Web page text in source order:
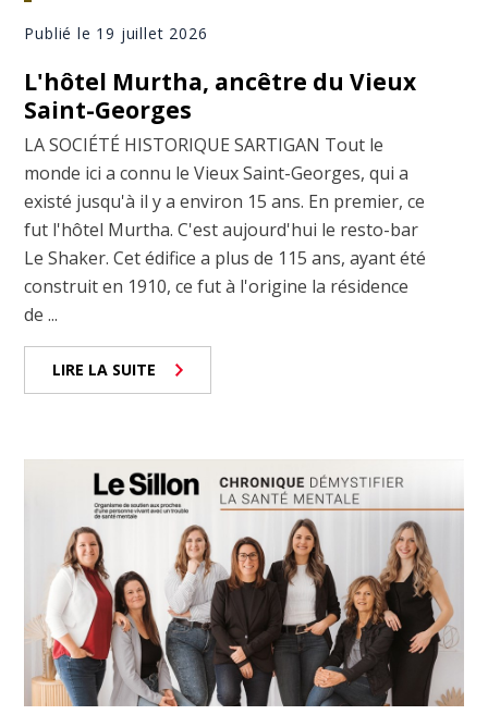
Publié le 19 juillet 2026
L'hôtel Murtha, ancêtre du Vieux
Saint-Georges
LA SOCIÉTÉ HISTORIQUE SARTIGAN Tout le
monde ici a connu le Vieux Saint-Georges, qui a
existé jusqu'à il y a environ 15 ans. En premier, ce
fut l'hôtel Murtha. C'est aujourd'hui le resto-bar
Le Shaker. Cet édifice a plus de 115 ans, ayant été
construit en 1910, ce fut à l'origine la résidence
de ...
LIRE LA SUITE